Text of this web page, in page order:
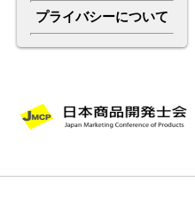
プライバシーについて